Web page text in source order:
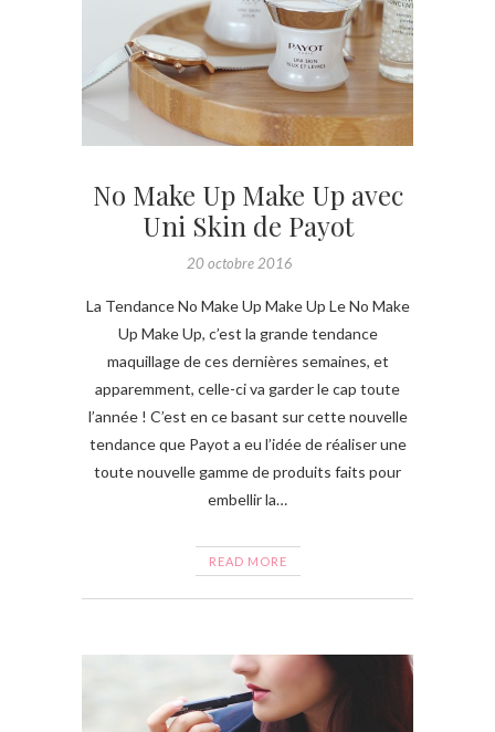
No Make Up Make Up avec
Uni Skin de Payot
20 octobre 2016
La Tendance No Make Up Make Up Le No Make
Up Make Up, c’est la grande tendance
maquillage de ces dernières semaines, et
apparemment, celle-ci va garder le cap toute
l’année ! C’est en ce basant sur cette nouvelle
tendance que Payot a eu l’idée de réaliser une
toute nouvelle gamme de produits faits pour
embellir la…
READ MORE